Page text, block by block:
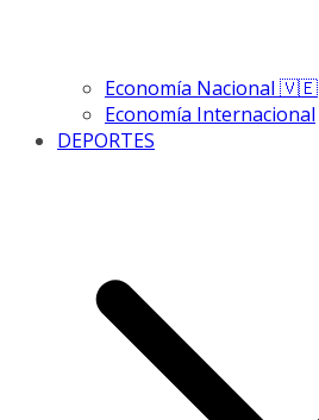
Economía Nacional 🇻🇪
Economía Internacional
DEPORTES